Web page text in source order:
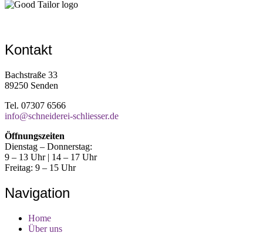
Kontakt
Bachstraße 33
89250 Senden
Tel. 07307 6566
info@schneiderei-schliesser.de
Öffnungszeiten
Dienstag – Donnerstag:
9 – 13 Uhr | 14 – 17 Uhr
Freitag: 9 – 15 Uhr
Navigation
Home
Über uns